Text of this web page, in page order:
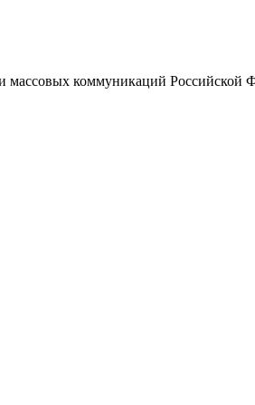
массовых коммуникаций Российской